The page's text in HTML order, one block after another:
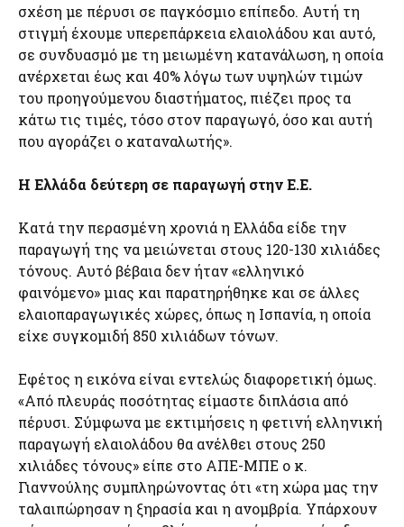
σχέση με πέρυσι σε παγκόσμιο επίπεδο. Αυτή τη
στιγμή έχουμε υπερεπάρκεια ελαιολάδου και αυτό,
σε συνδυασμό με τη μειωμένη κατανάλωση, η οποία
ανέρχεται έως και 40% λόγω των υψηλών τιμών
του προηγούμενου διαστήματος, πιέζει προς τα
κάτω τις τιμές, τόσο στον παραγωγό, όσο και αυτή
που αγοράζει ο καταναλωτής».
Η Ελλάδα δεύτερη σε παραγωγή στην Ε.Ε.
Κατά την περασμένη χρονιά η Ελλάδα είδε την
παραγωγή της να μειώνεται στους 120-130 χιλιάδες
τόνους. Αυτό βέβαια δεν ήταν «ελληνικό
φαινόμενο» μιας και παρατηρήθηκε και σε άλλες
ελαιοπαραγωγικές χώρες, όπως η Ισπανία, η οποία
είχε συγκομιδή 850 χιλιάδων τόνων.
Εφέτος η εικόνα είναι εντελώς διαφορετική όμως.
«Από πλευράς ποσότητας είμαστε διπλάσια από
πέρυσι. Σύμφωνα με εκτιμήσεις η φετινή ελληνική
παραγωγή ελαιολάδου θα ανέλθει στους 250
χιλιάδες τόνους» είπε στο ΑΠΕ-ΜΠΕ ο κ.
Γιαννούλης συμπληρώνοντας ότι «τη χώρα μας την
ταλαιπώρησαν η ξηρασία και η ανομβρία. Υπάρχουν